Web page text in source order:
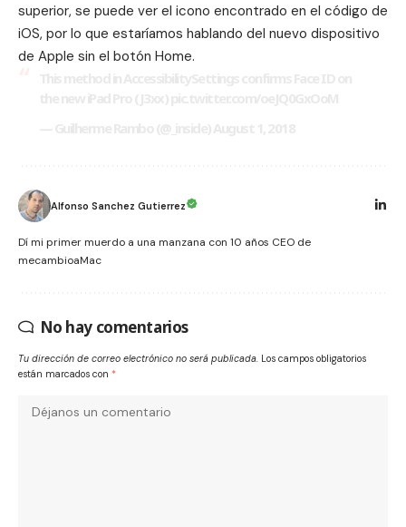
superior, se puede ver el icono encontrado en el código de
iOS, por lo que estaríamos hablando del nuevo dispositivo
de Apple sin el botón Home.
Alfonso Sanchez Gutierrez
Dí mi primer muerdo a una manzana con 10 años CEO de
mecambioaMac
No hay comentarios
Tu dirección de correo electrónico no será publicada. Los campos obligatorios
están marcados con *